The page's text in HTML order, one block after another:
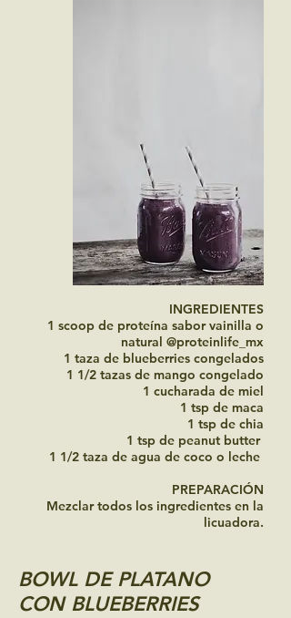
INGREDIENTES
1 scoop de proteína sabor vainilla o
natural @proteinlife_mx
1 taza de blueberries congelados
1 1/2 tazas de mango congelado
1 cucharada de miel
1 tsp de maca
1 tsp de chia
1 tsp de peanut butter
1 1/2 taza de agua de coco o leche
PREPARACIÓN
Mezclar todos los ingredientes en la
licuadora.
BOWL DE PLATANO
CON BLUEBERRIES